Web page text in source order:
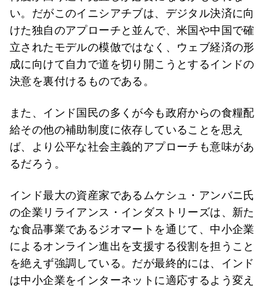
い。だがこのイニシアチブは、デジタル決済に向
けた独自のアプローチと並んで、米国や中国で確
立されたモデルの模倣ではなく、ウェブ経済の形
成に向けて自力で道を切り開こうとするインドの
決意を裏付けるものである。
また、インド国民の多くが今も政府からの食糧配
給その他の補助制度に依存していることを思え
ば、より公平な社会主義的アプローチも意味があ
るだろう。
インド最大の資産家であるムケシュ・アンバニ氏
の企業リライアンス・インダストリーズは、新た
な食品事業であるジオマートを通じて、中小企業
によるオンライン進出を支援する役割を担うこと
を絶えず強調している。だが最終的には、インド
は中小企業をインターネットに適応するよう変え